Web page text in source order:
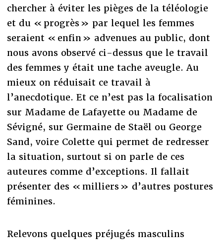
chercher à éviter les pièges de la téléologie
et du « progrès » par lequel les femmes
seraient « enfin » advenues au public, dont
nous avons observé ci-dessus que le travail
des femmes y était une tache aveugle. Au
mieux on réduisait ce travail à
l’anecdotique. Et ce n’est pas la focalisation
sur Madame de Lafayette ou Madame de
Sévigné, sur Germaine de Staël ou George
Sand, voire Colette qui permet de redresser
la situation, surtout si on parle de ces
auteures comme d’exceptions. Il fallait
présenter des « milliers » d’autres postures
féminines.
Relevons quelques préjugés masculins